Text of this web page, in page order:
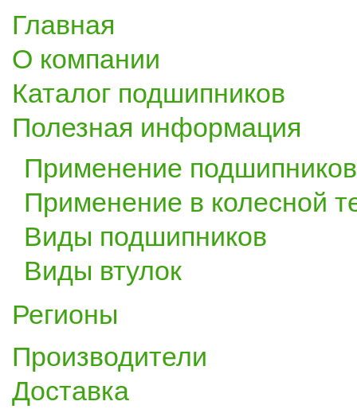
Главная
О компании
Каталог подшипников
Полезная информация
Применение подшипников
Применение в колесной
Виды подшипников
Виды втулок
Регионы
Производители
Доставка